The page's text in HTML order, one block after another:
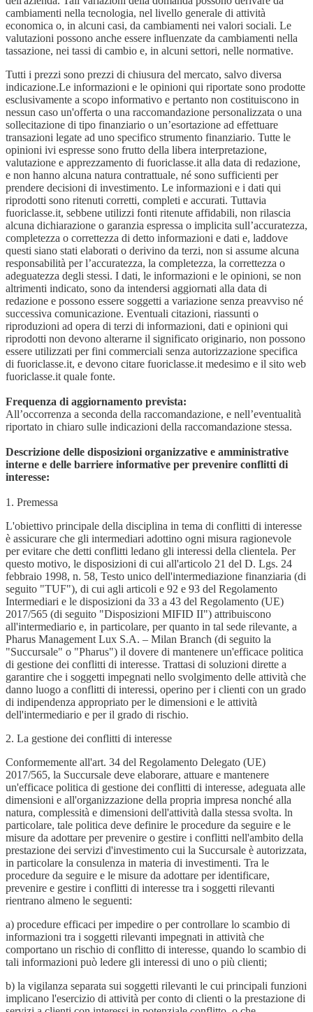
cambiamenti nella tecnologia, nel livello generale di attività
economica o, in alcuni casi, da cambiamenti nei valori sociali. Le
valutazioni possono anche essere influenzate da cambiamenti nella
tassazione, nei tassi di cambio e, in alcuni settori, nelle normative.
Tutti i prezzi sono prezzi di chiusura del mercato, salvo diversa
indicazione.Le informazioni e le opinioni qui riportate sono prodotte
esclusivamente a scopo informativo e pertanto non costituiscono in
nessun caso un'offerta o una raccomandazione personalizzata o una
sollecitazione di tipo finanziario o un’esortazione ad effettuare
transazioni legate ad uno specifico strumento finanziario. Tutte le
opinioni ivi espresse sono frutto della libera interpretazione,
valutazione e apprezzamento di fuoriclasse.it alla data di redazione,
e non hanno alcuna natura contrattuale, né sono sufficienti per
prendere decisioni di investimento. Le informazioni e i dati qui
riprodotti sono ritenuti corretti, completi e accurati. Tuttavia
fuoriclasse.it, sebbene utilizzi fonti ritenute affidabili, non rilascia
alcuna dichiarazione o garanzia espressa o implicita sull’accuratezza,
completezza o correttezza di detto informazioni e dati e, laddove
questi siano stati elaborati o derivino da terzi, non si assume alcuna
responsabilità per l’accuratezza, la completezza, la correttezza o
adeguatezza degli stessi. I dati, le informazioni e le opinioni, se non
altrimenti indicato, sono da intendersi aggiornati alla data di
redazione e possono essere soggetti a variazione senza preavviso né
successiva comunicazione. Eventuali citazioni, riassunti o
riproduzioni ad opera di terzi di informazioni, dati e opinioni qui
riprodotti non devono alterarne il significato originario, non possono
essere utilizzati per fini commerciali senza autorizzazione specifica
di fuoriclasse.it, e devono citare fuoriclasse.it medesimo e il sito web
fuoriclasse.it quale fonte.
Frequenza di aggiornamento prevista:
All’occorrenza a seconda della raccomandazione, e nell’eventualità
riportato in chiaro sulle indicazioni della raccomandazione stessa.
Descrizione delle disposizioni organizzative e amministrative
interne e delle barriere informative per prevenire conflitti di
interesse:
1. Premessa
L'obiettivo principale della disciplina in tema di conflitti di interesse
è assicurare che gli intermediari adottino ogni misura ragionevole
per evitare che detti conflitti ledano gli interessi della clientela. Per
questo motivo, le disposizioni di cui all'articolo 21 del D. Lgs. 24
febbraio 1998, n. 58, Testo unico dell'intermediazione finanziaria (di
seguito "TUF"), di cui agli articoli e 92 e 93 del Regolamento
Intermediari e le disposizioni da 33 a 43 del Regolamento (UE)
2017/565 (di seguito "Disposizioni MIFID II") attribuiscono
all'intermediario e, in particolare, per quanto in tal sede rilevante, a
Pharus Management Lux S.A. – Milan Branch (di seguito la
"Succursale" o "Pharus") il dovere di mantenere un'efficace politica
di gestione dei conflitti di interesse. Trattasi di soluzioni dirette a
garantire che i soggetti impegnati nello svolgimento delle attività che
danno luogo a conflitti di interessi, operino per i clienti con un grado
di indipendenza appropriato per le dimensioni e le attività
dell'intermediario e per il grado di rischio.
2. La gestione dei conflitti di interesse
Conformemente all'art. 34 del Regolamento Delegato (UE)
2017/565, la Succursale deve elaborare, attuare e mantenere
un'efficace politica di gestione dei conflitti di interesse, adeguata alle
dimensioni e all'organizzazione della propria impresa nonché alla
natura, complessità e dimensioni dell'attività dalla stessa svolta. ln
particolare, tale politica deve definire le procedure da seguire e le
misure da adottare per prevenire o gestire i conflitti nell'ambito della
prestazione dei servizi d'investimento cui la Succursale è autorizzata,
in particolare la consulenza in materia di investimenti. Tra le
procedure da seguire e le misure da adottare per identificare,
prevenire e gestire i conflitti di interesse tra i soggetti rilevanti
rientrano almeno le seguenti:
a) procedure efficaci per impedire o per controllare lo scambio di
informazioni tra i soggetti rilevanti impegnati in attività che
comportano un rischio di conflitto di interesse, quando lo scambio di
tali informazioni può ledere gli interessi di uno o più clienti;
b) la vigilanza separata sui soggetti rilevanti le cui principali funzioni
implicano l'esercizio di attività per conto di clienti o la prestazione di